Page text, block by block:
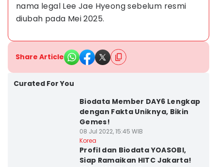
nama legal Lee Jae Hyeong sebelum resmi
diubah pada Mei 2025.
Share Article
Curated For You
Biodata Member DAY6 Lengkap
dengan Fakta Uniknya, Bikin
Gemes!
08 Jul 2022, 15:45 WIB
Korea
Profil dan Biodata YOASOBI,
Siap Ramaikan HITC Jakarta!